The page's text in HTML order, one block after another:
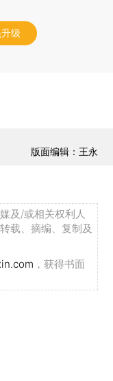
级
版面编辑：王永
及/或相关权利人
载、摘编、复制及
，获得书面